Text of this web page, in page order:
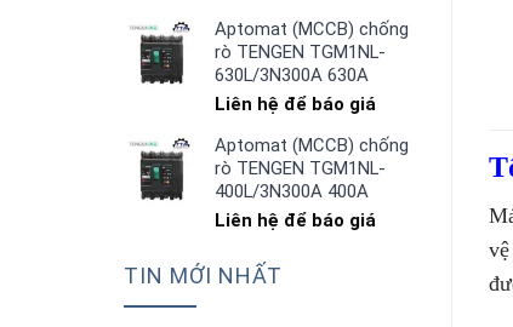
Aptomat (MCCB) chống
rò TENGEN TGM1NL-
630L/3N300A 630A
Liên hệ để báo giá
Aptomat (MCCB) chống
rò TENGEN TGM1NL-
400L/3N300A 400A
Liên hệ để báo giá
TIN MỚI NHẤT